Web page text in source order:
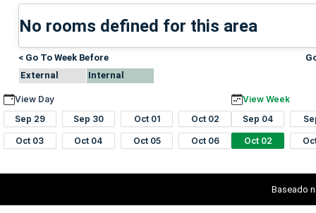
No rooms defined for this area
< Go To Week Before
External
Internal
View Day
Sep 29
Sep 30 Oct 01 Oct 02
Oct 03 Oct 04 Oct 05 Oct 06
View Week
Sep 04
Oct 02
Baseado